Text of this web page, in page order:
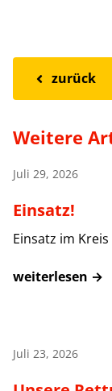
zurück
Weitere
Juli 29, 2026
Einsatz!
Einsatz im
weiterlesen →
Juli 23, 2026